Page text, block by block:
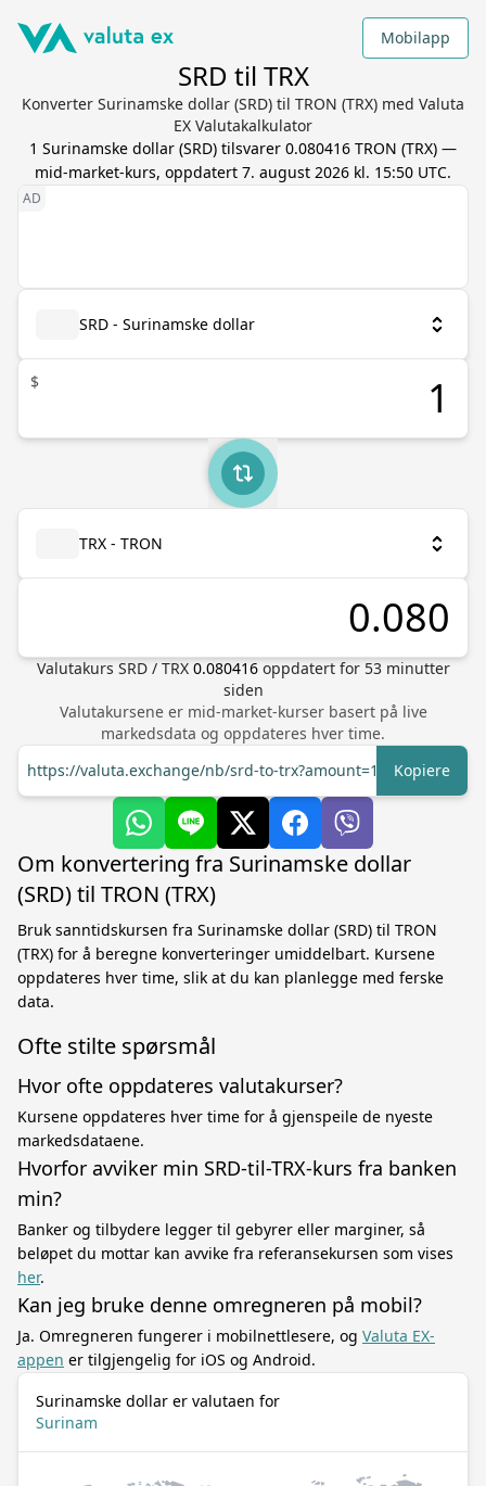
Mobilapp
SRD til TRX
Konverter Surinamske dollar (SRD) til TRON (TRX) med Valuta
EX Valutakalkulator
1 Surinamske dollar (SRD) tilsvarer 0.080416 TRON (TRX) —
mid-market-kurs, oppdatert 7. august 2026 kl. 15:50 UTC.
SRD - Surinamske dollar
$
TRX - TRON
Valutakurs SRD/ TRX 0.080416 oppdatert for 53minutter
siden
Valutakursene er mid-market-kurser basert på live
markedsdata og oppdateres hver time.
https://valuta.exchange/nb/srd-to-trx?amount=1
Kopiere
Om konvertering fra Surinamske dollar
(SRD) til TRON (TRX)
Bruk sanntidskursen fra Surinamske dollar (SRD) til TRON
(TRX) for å beregne konverteringer umiddelbart. Kursene
oppdateres hver time, slik at du kan planlegge med ferske
data.
Ofte stilte spørsmål
Hvor ofte oppdateres valutakurser?
Kursene oppdateres hver time for å gjenspeile de nyeste
markedsdataene.
Hvorfor avviker min SRD-til-TRX-kurs fra banken
min?
Banker og tilbydere legger til gebyrer eller marginer, så
beløpet du mottar kan avvike fra referansekursen som vises
her.
Kan jeg bruke denne omregneren på mobil?
Ja. Omregneren fungerer i mobilnettlesere, og Valuta EX-
appen er tilgjengelig for iOS og Android.
Surinamske dollar er valutaen for
Surinam